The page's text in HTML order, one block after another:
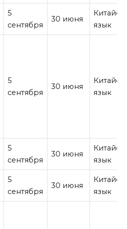
5
сентября
30 июня
язык
5
сентября
30 июня
язык
5
сентября
30 июня
язык
5
сентября
30 июня
язык